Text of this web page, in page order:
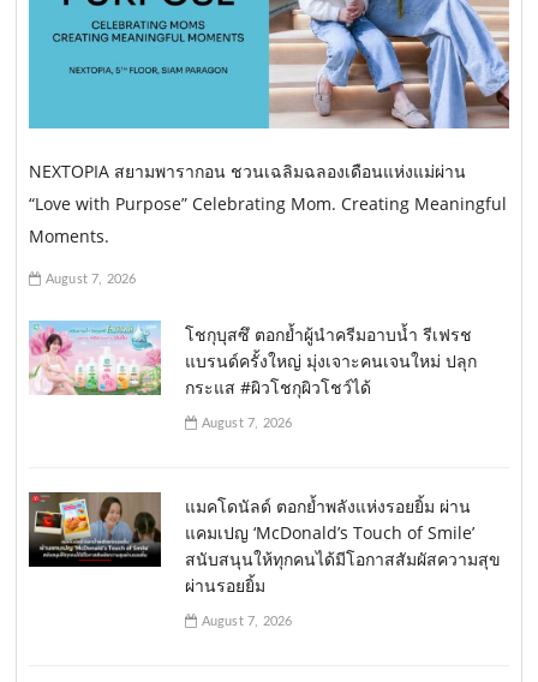
NEXTOPIA สยามพารากอน ชวนเฉลิมฉลองเดือนแห่งแม่ผ่าน
“Love with Purpose” Celebrating Mom. Creating Meaningful
Moments.
August 7, 2026
โชกุบุสซึ ตอกย้ำผู้นำครีมอาบน้ำ รีเฟรช
แบรนด์ครั้งใหญ่ มุ่งเจาะคนเจนใหม่ ปลุก
กระแส #ผิวโชกุผิวโชว์ได้
August 7, 2026
แมคโดนัลด์ ตอกย้ำพลังแห่งรอยยิ้ม ผ่าน
แคมเปญ ‘McDonald’s Touch of Smile’
สนับสนุนให้ทุกคนได้มีโอกาสสัมผัสความสุข
ผ่านรอยยิ้ม
August 7, 2026